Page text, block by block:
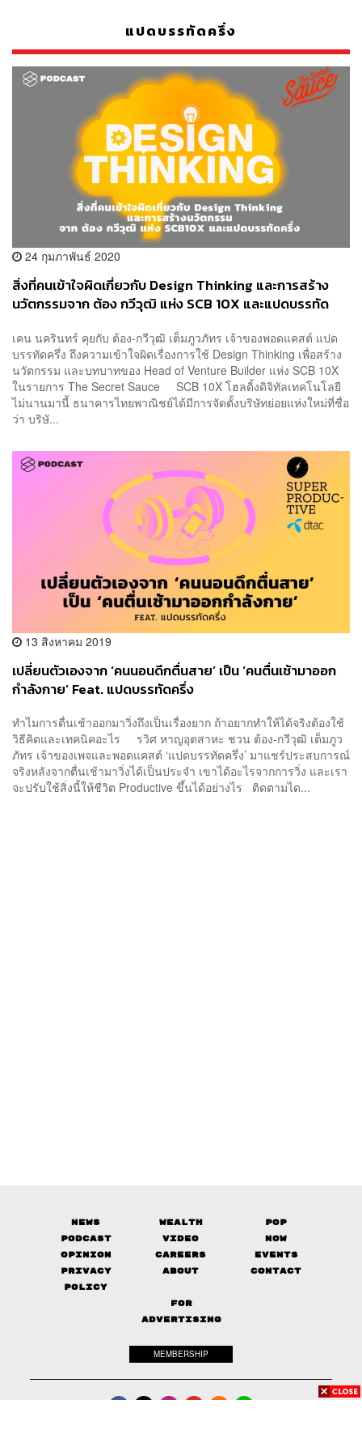
แปดบรรทัดครึ่ง
24 กุมภาพันธ์ 2020
สิ่งที่คนเข้าใจผิดเกี่ยวกับ Design Thinking และการสร้าง
นวัตกรรมจาก ต้อง กวีวุฒิ แห่ง SCB 10X และแปดบรรทัด
เคน นครินทร์ คุยกับ ต้อง-กวีวุฒิ เต็มภูวภัทร เจ้าของพอดแคสต์ แปด
บรรทัดครึ่ง ถึงความเข้าใจผิดเรื่องการใช้ Design Thinking เพื่อสร้าง
นวัตกรรม และบทบาทของ Head of Venture Builder แห่ง SCB 10X
ในรายการ The Secret Sauce SCB 10X โฮลดิ้งดิจิทัลเทคโนโลยี
ไม่นานมานี้ ธนาคารไทยพาณิชย์ได้มีการจัดตั้งบริษัทย่อยแห่งใหม่ที่ชื่อ
ว่า บริษั...
13 สิงหาคม 2019
เปลี่ยนตัวเองจาก ‘คนนอนดึกตื่นสาย’ เป็น ‘คนตื่นเช้ามาออก
กำลังกาย’ Feat. แปดบรรทัดครึ่ง
ทำไมการตื่นเช้าออกมาวิ่งถึงเป็นเรื่องยาก ถ้าอยากทำให้ได้จริงต้องใช้
วิธีคิดและเทคนิคอะไร รวิศ หาญอุตสาหะ ชวน ต้อง-กวีวุฒิ เต็มภูว
ภัทร เจ้าของเพจและพอดแคสต์ ‘แปดบรรทัดครึ่ง’ มาแชร์ประสบการณ์
จริงหลังจากตื่นเช้ามาวิ่งได้เป็นประจำ เขาได้อะไรจากการวิ่ง และเรา
จะปรับใช้สิ่งนี้ให้ชีวิต Productive ขึ้นได้อย่างไร ติดตามได...
News Wealth
Pop
Podcast
Video
Now
Opinion
Careers
Events
Privacy
Policy
About Contact
FOR
ADVERTISING
MEMBERSHIP